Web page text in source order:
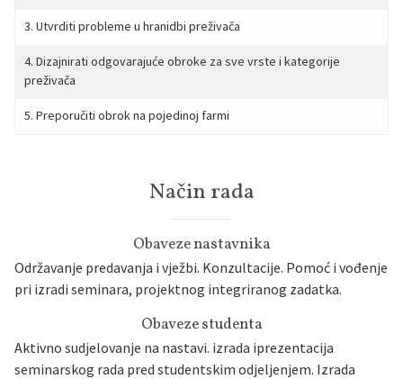
3. Utvrditi probleme u hranidbi preživača
4. Dizajnirati odgovarajuće obroke za sve vrste i kategorije
preživača
5. Preporučiti obrok na pojedinoj farmi
Način rada
Obaveze nastavnika
Održavanje predavanja i vježbi. Konzultacije. Pomoć i vođenje
pri izradi seminara, projektnog integriranog zadatka.
Obaveze studenta
Aktivno sudjelovanje na nastavi. izrada iprezentacija
seminarskog rada pred studentskim odjeljenjem. Izrada